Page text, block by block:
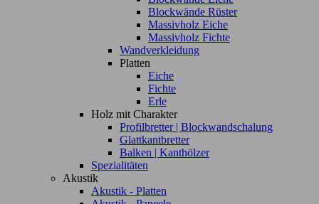
Blockwände Rüster
Massivholz Eiche
Massivholz Fichte
Wandverkleidung
Platten
Eiche
Fichte
Erle
Holz mit Charakter
Profilbretter | Blockwandschalung
Glattkantbretter
Balken | Kanthölzer
Spezialitäten
Akustik
Akustik - Platten